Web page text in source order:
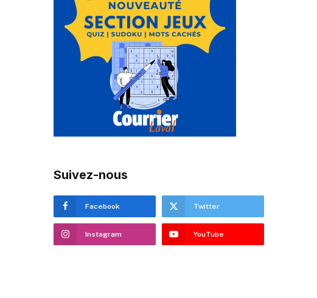
Suivez-nous
Facebook Twitter
Instagram YouTube